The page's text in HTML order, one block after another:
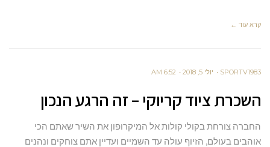
קרא עוד ←
SPORTV1983 יולי 5, 2018 6:52 AM
השכרת ציוד קריוקי – זה הרגע הנכון
החברה צורחת בקולי קולות אל המיקרופון את השיר שאתם הכי
אוהבים בעולם, הזיוף עולה עד השמיים ועדיין אתם צוחקים ונהנים